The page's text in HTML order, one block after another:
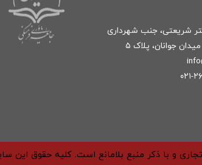
شریعتی، جنب شهرداری
و با ذکر منبع بلامانع است. کلیه حقوق این